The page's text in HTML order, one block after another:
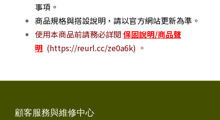
事項。
商品規格與搭設說明，請以官方網站更新為準。
使用本商品前請務必詳閱 保固說明/商品聲
明 (https://reurl.cc/ze0a6k) 。
顧客服務與維修中心